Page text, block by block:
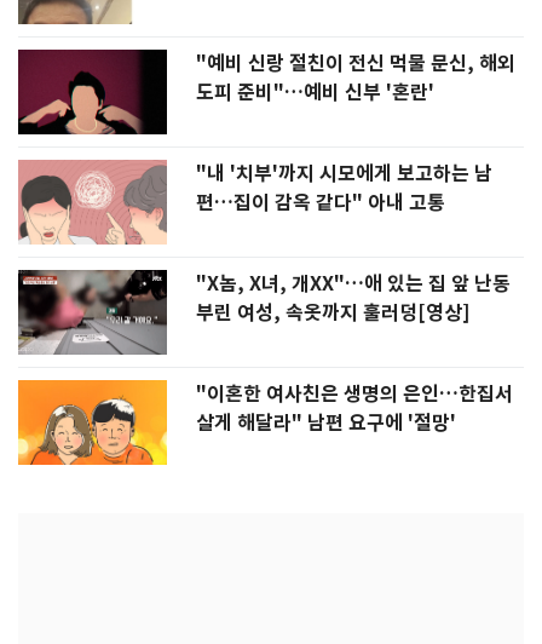
"예비 신랑 절친이 전신 먹물 문신, 해외
도피 준비"…예비 신부 '혼란'
"내 '치부'까지 시모에게 보고하는 남
편…집이 감옥 같다" 아내 고통
"X놈, X녀, 개XX"…애 있는 집 앞 난동
부린 여성, 속옷까지 훌러덩[영상]
"이혼한 여사친은 생명의 은인…한집서
살게 해달라" 남편 요구에 '절망'